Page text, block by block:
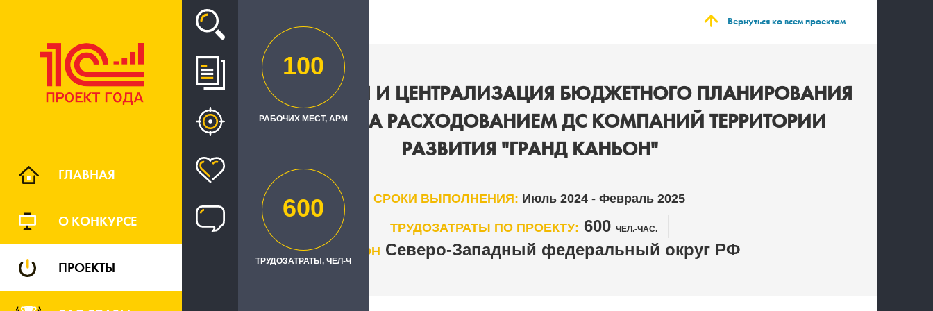
ГЛАВНАЯ
О КОНКУРСЕ
ПРОЕКТЫ
Проект Вернуться ко всем проектам
АВТОМАТИЗАЦИЯ И ЦЕНТРАЛИЗАЦИЯ БЮДЖЕТНОГО ПЛАНИРОВАНИЯ
И КОНТРОЛЯ ЗА РАСХОДОВАНИЕМ ДС КОМПАНИЙ ТЕРРИТОРИИ
РАЗВИТИЯ "ГРАНД КАНЬОН"
СРОКИ ВЫПОЛНЕНИЯ: Июль 2024 - Февраль 2025
ТРУДОЗАТРАТЫ ПО ПРОЕКТУ: 600 ЧЕЛ.-ЧАС.
РЕГИОН Северо-Западный федеральный округ РФ
100
РАБОЧИХ МЕСТ, АРМ
600
ТРУДОЗАТРАТЫ, ЧЕЛ-Ч